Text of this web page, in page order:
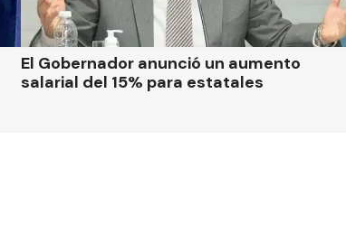
El Gobernador anunció un aumento
salarial del 15% para estatales